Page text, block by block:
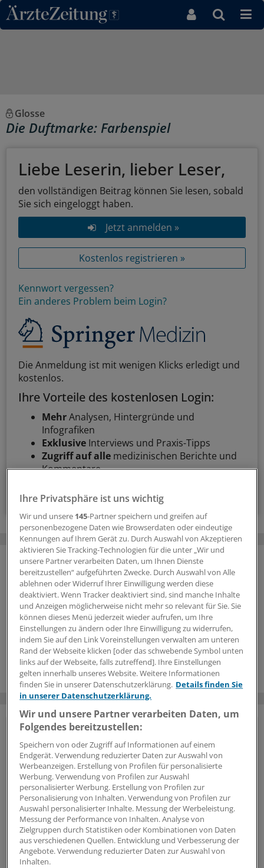
Direkt zum Inhaltsbereich
Glosse
Die Duftmarke: Farbenspiel
Liebe Leserin, lieber Leser,
den vollständigen Beitrag können Sie lesen, sobald
Sie sich eingeloggt haben.
Jetzt anmelden »
Kostenlos registrieren »
Kennwort vergessen?
Ein anderes Problem beim Login?
Die Anmeldung ist mit wenigen Klicks erledigt und
kostenlos.
Ihre Vorteile des kostenlosen Login:
MehrAnalysen, Hintergründe und
Infografiken
Exklusive Interviews und Praxis-Tipps
Zugriff auf alle medizinischen Berichte und
Kommentare
Voraussetzungen für den Zugang
Vorteile des Logins
Über unserkostenloses Loginerhalten Ärzte und
Ärztinnen sowie andere Mitarbeiter der
Gesundheitsbranche Zugriff auf mehr
Hintergründe, Interviews und Praxis-Tipps.
Jetzt anmelden »
Kostenlos registrieren »
Ihre Privatsphäre ist uns wichtig
Wir und unsere 145-Partner speichern und greifen auf
personenbezogene Daten wie Browserdaten oder eindeutige
Kennungen auf Ihrem Gerät zu. Durch Auswahl von Akzeptieren
aktivieren Sie Tracking-Technologien für die unter „Wir und
unsere Partner verarbeiten Daten, um Ihnen Dienste
bereitzustellen“ aufgeführten Zwecke. Durch Auswahl von Alle
ablehnen oder Widerruf Ihrer Einwilligung werden diese
deaktiviert. Wenn Tracker deaktiviert sind, sind manche Inhalte
und Anzeigen möglicherweise nicht mehr so relevant für Sie. Sie
können dieses Menü jederzeit wieder aufrufen, um Ihre
Einstellungen zu ändern oder Ihre Einwilligung zu widerrufen,
indem Sie auf den Link Voreinstellungen verwalten am unteren
Rand der Webseite klicken [oder das schwebende Symbol unten
links auf der Webseite, falls zutreffend]. Ihre Einstellungen
gelten innerhalb unseres Website. Weitere Informationen
finden Sie in unserer Datenschutzerklärung. Details finden Sie
in unserer Datenschutzerklärung.
Wir und unsere Partner verarbeiten Daten, um
Folgendes bereitzustellen:
Speichern von oder Zugriff auf Informationen auf einem
Endgerät. Verwendung reduzierter Daten zur Auswahl von
Werbeanzeigen. Erstellung von Profilen für personalisierte
Werbung. Verwendung von Profilen zur Auswahl
personalisierter Werbung. Erstellung von Profilen zur
Personalisierung von Inhalten. Verwendung von Profilen zur
Auswahl personalisierter Inhalte. Messung der Werbeleistung.
Messung der Performance von Inhalten. Analyse von
Zielgruppen durch Statistiken oder Kombinationen von Daten
aus verschiedenen Quellen. Entwicklung und Verbesserung der
Angebote. Verwendung reduzierter Daten zur Auswahl von
Inhalten.